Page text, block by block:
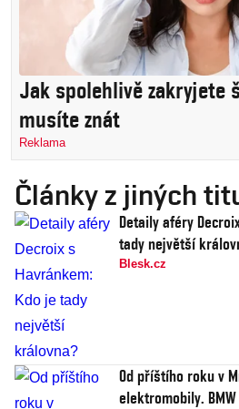
Jak spolehlivě zakryjete
musíte znát
Reklama
Články z jiných
Detaily aféry
tady největší
Blesk.cz
Od příštího roku v
elektromobily.